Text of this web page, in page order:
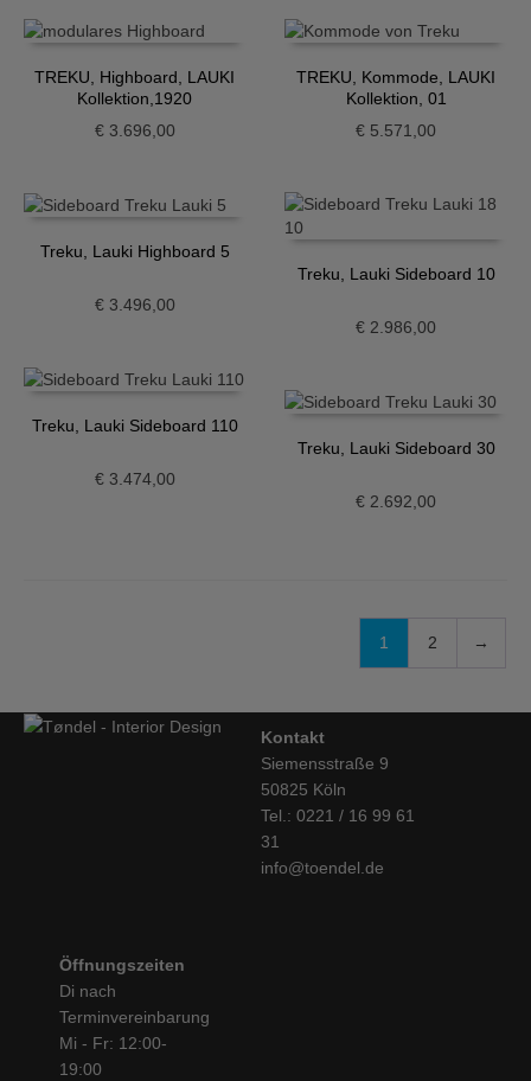
TREKU, Highboard, LAUKI
Kollektion,1920
€3.696,00
TREKU, Kommode, LAUKI
Kollektion, 01
€ 5.571,00
Treku, Lauki Highboard 5
€3.496,00
Treku, Lauki Sideboard 10
€ 2.986,00
Treku, Lauki Sideboard 110
€3.474,00
Treku, Lauki Sideboard 30
€ 2.692,00
1 2 →
Kontakt
Siemensstraße 9
50825 Köln
Tel.: 0221 / 16 99 61
31
info@toendel.de
Öffnungszeiten
Di nach
Terminvereinbarung
Mi - Fr: 12:00-
19:00